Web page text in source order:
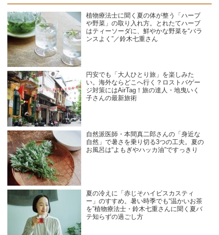
植物療法士に聞く夏の体が整う「ハーブ
や野菜」の取り入れ方。とれたてハーブ
はティーソーダに、鮮やかな野菜を“バラ
ンスよく”／鈴木七重さん
円安でも「大人ひとり旅」を楽しみた
い。海外ならどこへ行く？ロストバゲー
ジ対策にはAirTag！旅の達人・地曳いく
子さんの最新旅術
自然派医師・本間真二郎さんの「身近な
自然」で暑さを乗り切る3つの工夫。夏の
お風呂は“よもぎやハッカ油”ですっきり
夏の冷えに「赤じそハイビスカスティ
ー」のすすめ。暑い時季でも“温かいお茶
を”植物療法士・鈴木七重さんに聞く夏バ
テ知らずの過ごし方